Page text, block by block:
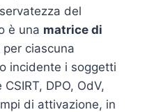
del
è una matrice di
ciascuna
incidente i soggetti
DPO, OdV,
di attivazione, in